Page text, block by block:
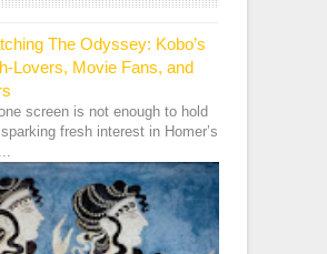
The Odyssey: Kobo’s
Lovers, Movie Fans, and
screen is not enough to hold
fresh interest in Homer’s